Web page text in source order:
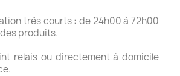
très courts : de 24h00 à 72h00
produits.
relais ou directement à domicile